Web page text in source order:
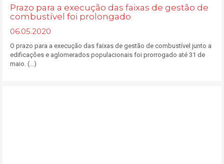
Prazo para a execução das faixas de gestão de
combustível foi prolongado
06.05.2020
O prazo para a execução das faixas de gestão de combustível junto a
edificações e aglomerados populacionais foi prorrogado até 31 de
maio. (...)